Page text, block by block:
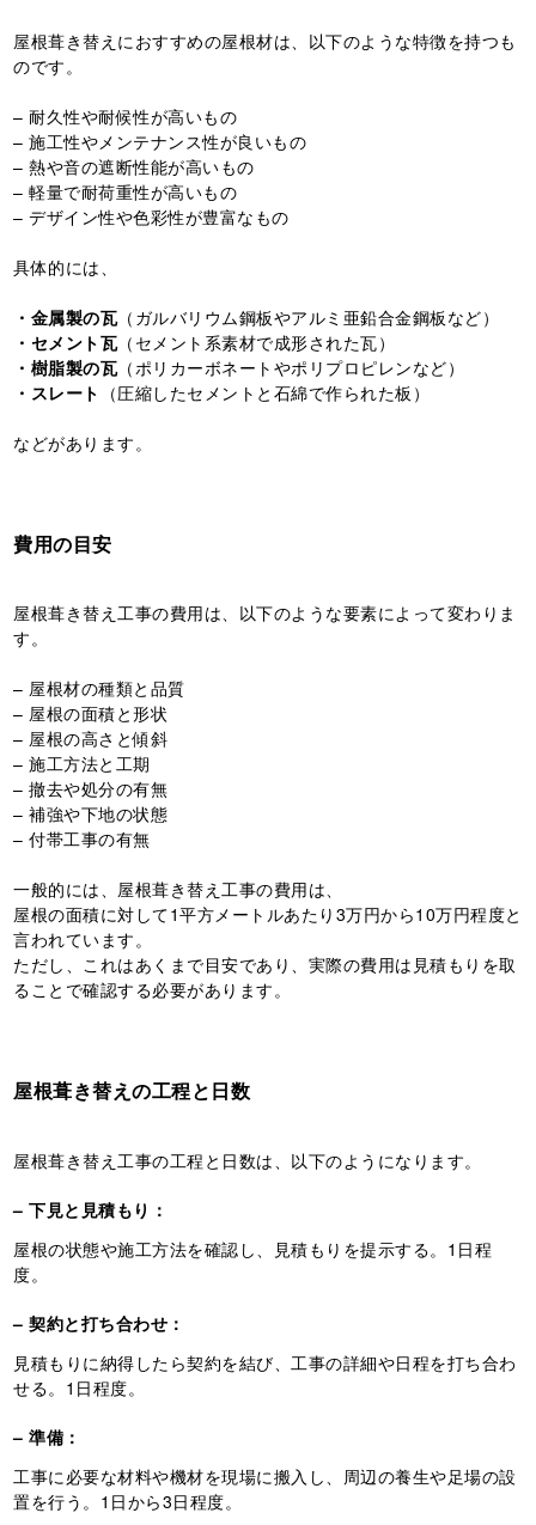
屋根葺き替えにおすすめの屋根材は、以下のような特徴を持つも
のです。
– 耐久性や耐候性が高いもの
– 施工性やメンテナンス性が良いもの
– 熱や音の遮断性能が高いもの
– 軽量で耐荷重性が高いもの
– デザイン性や色彩性が豊富なもの
具体的には、
・金属製の瓦（ガルバリウム鋼板やアルミ亜鉛合金鋼板など）
・セメント瓦（セメント系素材で成形された瓦）
・樹脂製の瓦（ポリカーボネートやポリプロピレンなど）
・スレート （圧縮したセメントと石綿で作られた板）
などがあります。
費用の目安
屋根葺き替え工事の費用は、以下のような要素によって変わりま
す。
– 屋根材の種類と品質
– 屋根の面積と形状
– 屋根の高さと傾斜
– 施工方法と工期
– 撤去や処分の有無
– 補強や下地の状態
– 付帯工事の有無
一般的には、屋根葺き替え工事の費用は、
屋根の面積に対して1平方メートルあたり3万円から10万円程度と
言われています。
ただし、これはあくまで目安であり、実際の費用は見積もりを取
ることで確認する必要があります。
屋根葺き替えの工程と日数
屋根葺き替え工事の工程と日数は、以下のようになります。
– 下見と見積もり：
屋根の状態や施工方法を確認し、見積もりを提示する。1日程
度。
– 契約と打ち合わせ：
見積もりに納得したら契約を結び、工事の詳細や日程を打ち合わ
せる。1日程度。
– 準備：
工事に必要な材料や機材を現場に搬入し、周辺の養生や足場の設
置を行う。1日から3日程度。